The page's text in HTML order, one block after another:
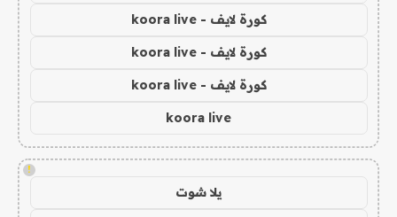
كورة لايف - koora live
كورة لايف - koora live
كورة لايف - koora live
koora live
!
يلا شوت